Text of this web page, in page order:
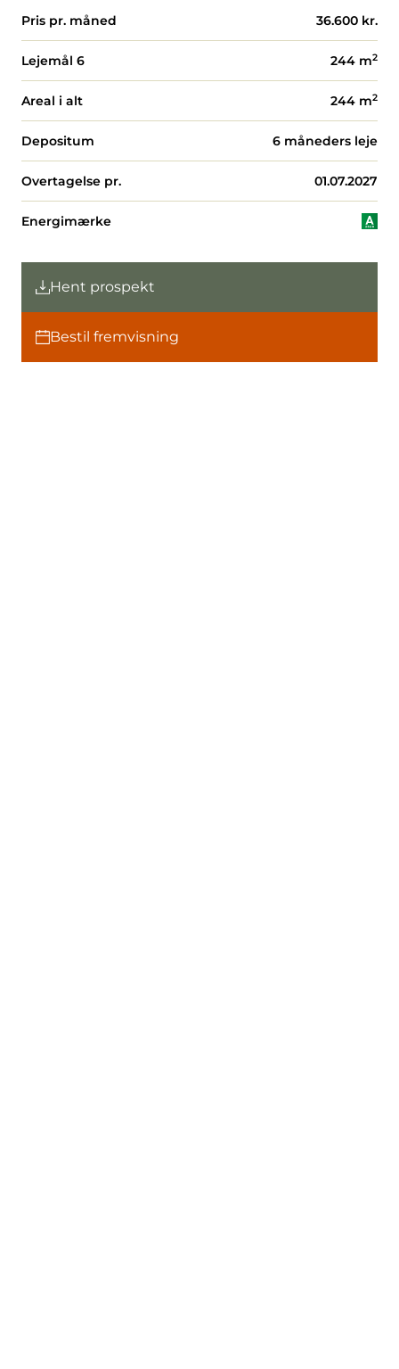
Pris pr. måned 36.600 kr.
Lejemål 6 244 m2
Areal i alt 244 m2
Depositum 6 måneders leje
Overtagelse pr. 01.07.2027
Energimærke
Hent prospekt
Bestil fremvisning